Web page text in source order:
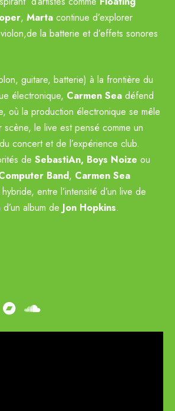
, Marta continue d’explorer
la batterie et d’effets sonores
guitare, batterie) à la frontière du
électronique, Carmen Sea défend
où la production électronique se mêle
scène, le live est pensé comme un
concert et de l’expérience club.
de SebastiAn, Boys Noize ou
Band, Carmen Sea
entre l’intensité d’un live de
d’un album de Jon Hopkins.